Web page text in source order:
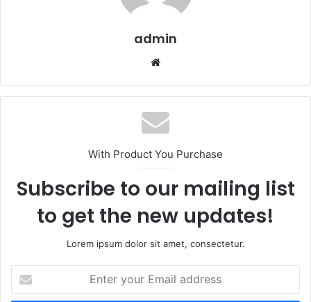
admin
With Product You Purchase
Subscribe to our mailing list
to get the new updates!
Lorem ipsum dolor sit amet, consectetur.
your